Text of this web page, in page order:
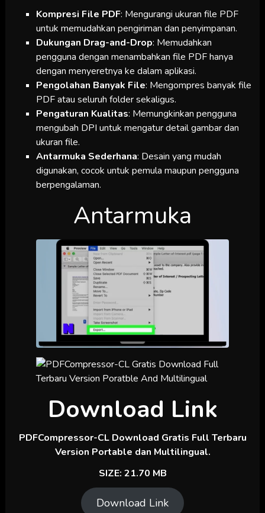
Kompresi File PDF: Mengurangi ukuran file PDF
untuk memudahkan pengiriman dan penyimpanan.
Dukungan Drag-and-Drop: Memudahkan
pengguna dengan menambahkan file PDF hanya
dengan menyeretnya ke dalam aplikasi.
Pengolahan Banyak File: Mengompres banyak file
PDF atau seluruh folder sekaligus.
Pengaturan Kualitas: Memungkinkan pengguna
mengubah DPI untuk mengatur detail gambar dan
ukuran file.
Antarmuka Sederhana: Desain yang mudah
digunakan, cocok untuk pemula maupun pengguna
berpengalaman.
Antarmuka
Download Link
PDFCompressor-CL Download Gratis Full Terbaru
Version Portable dan Multilingual.
SIZE: 21.70 MB
Download Link